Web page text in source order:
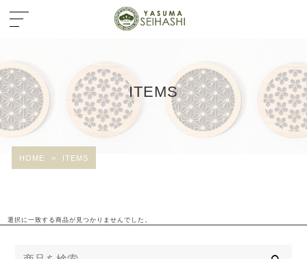
ITEMS
HOME > ITEMS
選択に一致する商品が見つかりませんでした。